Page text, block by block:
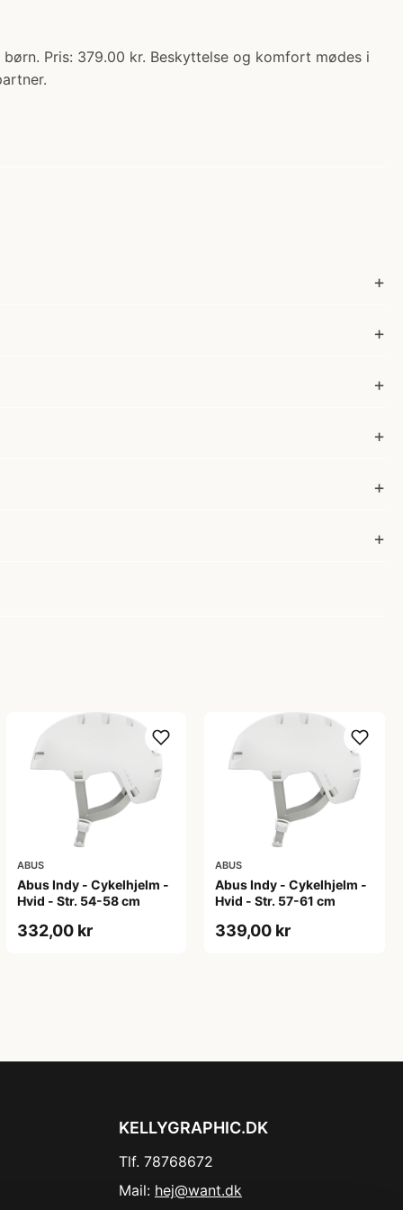
Pris: 379.00 kr. Beskyttelse og komfort mødes i
ABUS
Abus Indy - Cykelhjelm -
Hvid - Str. 54-58 cm
332,00 kr
ABUS
Abus Indy - Cykelhjelm -
Hvid - Str. 57-61 cm
339,00 kr
KELLYGRAPHIC.DK
Tlf. 78768672
Mail: hej@want.dk